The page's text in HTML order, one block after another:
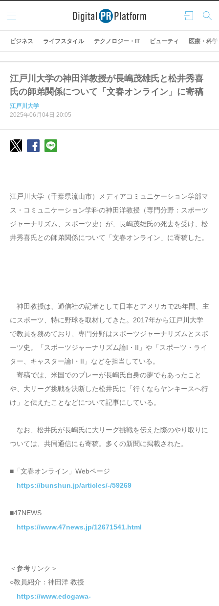
ログ
イン
検索
メニ
ュー
ビジネス ライフスタイル テクノロジー・IT ビューティ 医療・科学
江戸川大学の神田洋教授が長嶋茂雄氏と松井秀喜
氏の師弟関係について「文春オンライン」に寄稿
江戸川大学
2025年06月04日 20:05
江戸川大学（千葉県流山市）メディアコミュニケーション学部マ
ス・コミュニケーション学科の神田洋教授（専門分野：スポーツ
ジャーナリズム、スポーツ史）が、長嶋茂雄氏の死去を受け、松
井秀喜氏との師弟関係について「文春オンライン」に寄稿した。
神田教授は、通信社の記者として日本とアメリカで25年間、主
にスポーツ、特に野球を取材してきた。2017年から江戸川大学
で教員を務めており、専門分野はスポーツジャーナリズムとスポ
ーツ史。「スポーツジャーナリズム論I・II」や「スポーツ・ライ
ター、キャスター論I・II」などを担当している。
寄稿では、米国でのプレーが長嶋氏自身の夢でもあったこと
や、大リーグ挑戦を決断した松井氏に「行くならヤンキースへ行
け」と伝えたことなどについて記事にしている。
なお、松井氏が長嶋氏に大リーグ挑戦を伝えた際のやり取りに
ついては、共同通信にも寄稿。多くの新聞に掲載された。
■「文春オンライン」Webページ
https://bunshun.jp/articles/-/59269
■47NEWS
https://www.47news.jp/12671541.html
＜参考リンク＞
○教員紹介：神田洋 教授
https://www.edogawa-